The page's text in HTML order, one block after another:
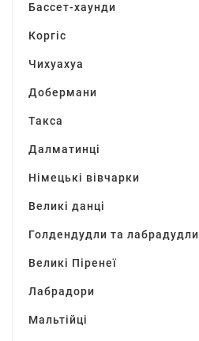
Бассет-хаунди
Коргіс
Чихуахуа
Добермани
Такса
Далматинці
Німецькі вівчарки
Великі данці
Голдендудли та лабрадудли
Великі Піренеї
Лабрадори
Мальтійці